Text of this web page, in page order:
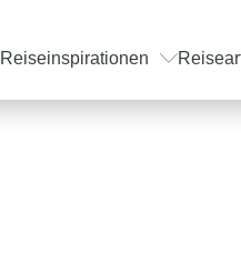
Reiseinspirationen